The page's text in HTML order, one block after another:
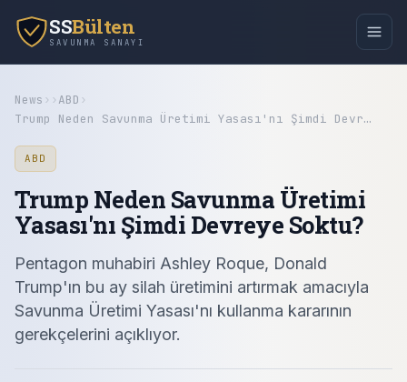
SSBülten
SAVUNMA SANAYI
News › › ABD ›
Trump Neden Savunma Üretimi Yasası'nı Şimdi Devr…
ABD
Trump Neden Savunma Üretimi
Yasası'nı Şimdi Devreye Soktu?
Pentagon muhabiri Ashley Roque, Donald
Trump'ın bu ay silah üretimini artırmak amacıyla
Savunma Üretimi Yasası'nı kullanma kararının
gerekçelerini açıklıyor.